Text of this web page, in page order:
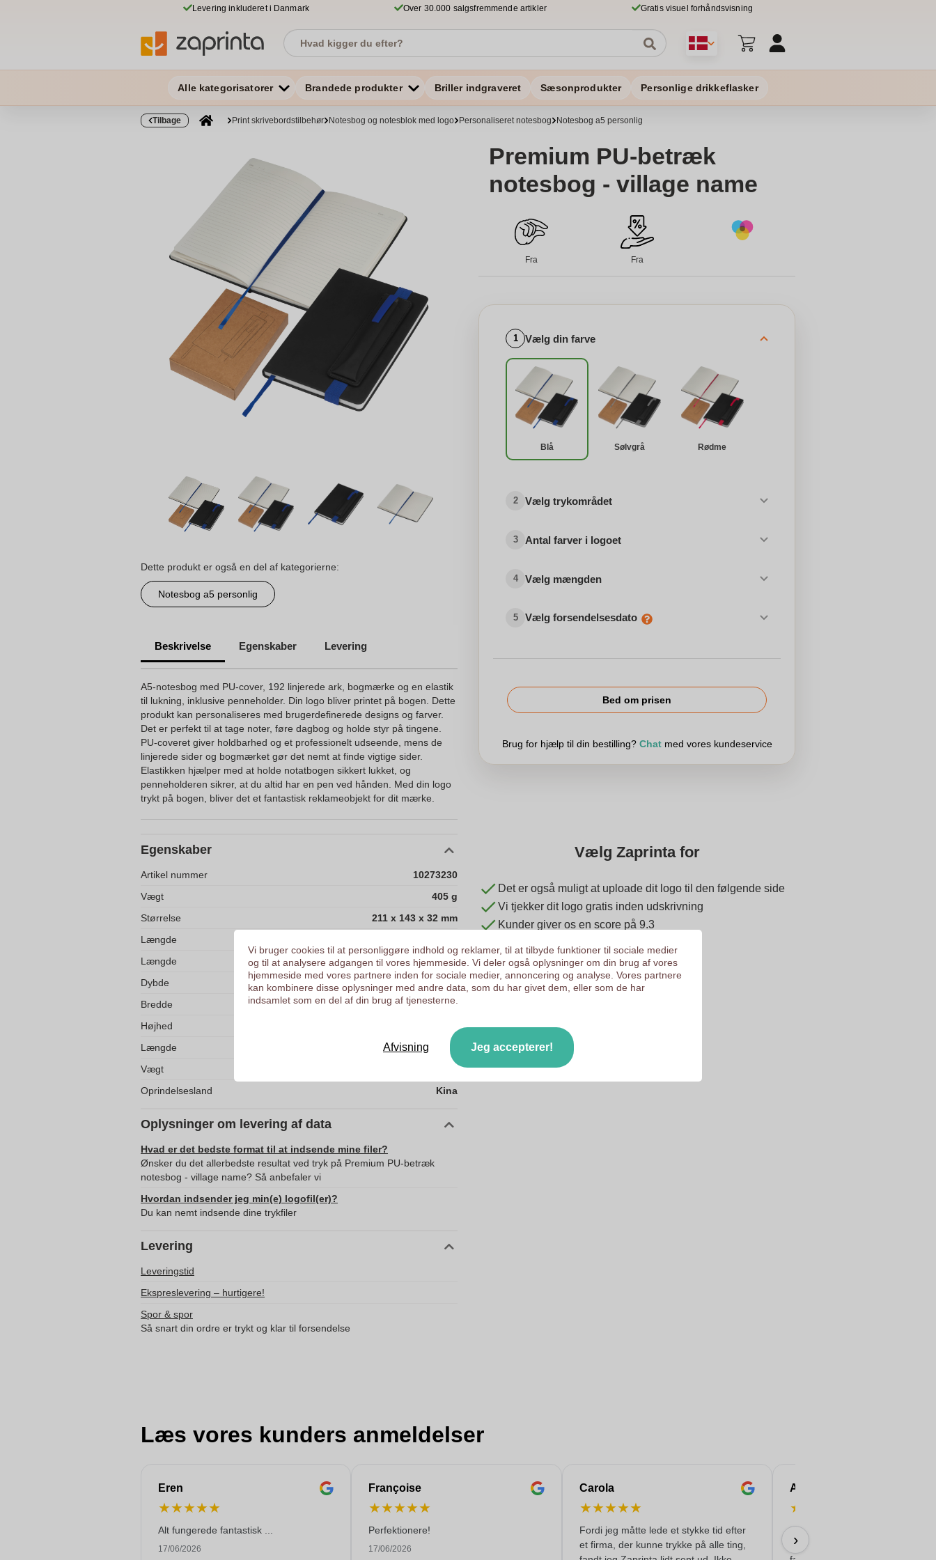
Levering inkluderet i Danmark Over 30.000 salgsfremmende artikler Gratis visuel forhåndsvisning
Alle kategorisatorer Brandede produkter Briller indgraveret Sæsonprodukter Personlige drikkeflasker
Tilbage Print skrivebordstilbehør Notesbog og notesblok med logo Personaliseret notesbog Notesbog a5 personlig
Dette produkt er også en del af kategorierne:
Notesbog a5 personlig
Beskrivelse Egenskaber Levering
A5-notesbog med PU-cover, 192 linjerede ark, bogmærke og en elastik
til lukning, inklusive penneholder. Din logo bliver printet på bogen. Dette
produkt kan personaliseres med brugerdefinerede designs og farver.
Det er perfekt til at tage noter, føre dagbog og holde styr på tingene.
PU-coveret giver holdbarhed og et professionelt udseende, mens de
linjerede sider og bogmærket gør det nemt at finde vigtige sider.
Elastikken hjælper med at holde notatbogen sikkert lukket, og
penneholderen sikrer, at du altid har en pen ved hånden. Med din logo
trykt på bogen, bliver det et fantastisk reklameobjekt for dit mærke.
Egenskaber
Artikel nummer
10273230
Vægt
405 g
Størrelse
211 x 143 x 32 mm
Længde
Længde
143 mm
Dybde
32 mm
Bredde
143.0
Højhed
Længde
32.0
Vægt
Oprindelsesland
Kina
Oplysninger om levering af data
Hvad er det bedste format til at indsende mine filer?
Ønsker du det allerbedste resultat ved tryk på Premium PU-betræk
notesbog - village name? Så anbefaler vi
Hvordan indsender jeg min(e) logofil(er)?
Du kan nemt indsende dine trykfiler
Levering
Leveringstid
Ekspreslevering – hurtigere!
Spor & spor
Så snart din ordre er trykt og klar til forsendelse
Premium PU-betræk
notesbog - village name
Fra Fra
1 Vælg din farve
Blå Sølvgrå Rødme
2 Vælg trykområdet
3 Antal farver i logoet
4 Vælg mængden
5 Vælg forsendelsesdato
Bed om prisen
Brug for hjælp til din bestilling? Chatmed vores kundeservice
Vælg Zaprinta for
Det er også muligt at uploade dit logo til den følgende side
Vi tjekker dit logo gratis inden udskrivning
Kunder giver os en score på 9.3
Læs vores kunders anmeldelser
Eren
★★★★★
Alt fungerede fantastisk ...
17/06/2026
Françoise
★★★★★
Perfektionere!
17/06/2026
Carola
★★★★★
Fordi jeg måtte lede et stykke tid efter
et firma, der kunne trykke på alle ting,
Andrea
★
De trykte rustfri stålflasker, model
'Felix', til vores konference ser
›
Vi bruger cookies til at personliggøre indhold og reklamer, til at tilbyde funktioner til sociale medier
og til at analysere adgangen til vores hjemmeside. Vi deler også oplysninger om din brug af vores
hjemmeside med vores partnere inden for sociale medier, annoncering og analyse. Vores partnere
kan kombinere disse oplysninger med andre data, som du har givet dem, eller som de har
indsamlet som en del af din brug af tjenesterne.
Afvisning Jeg accepterer!